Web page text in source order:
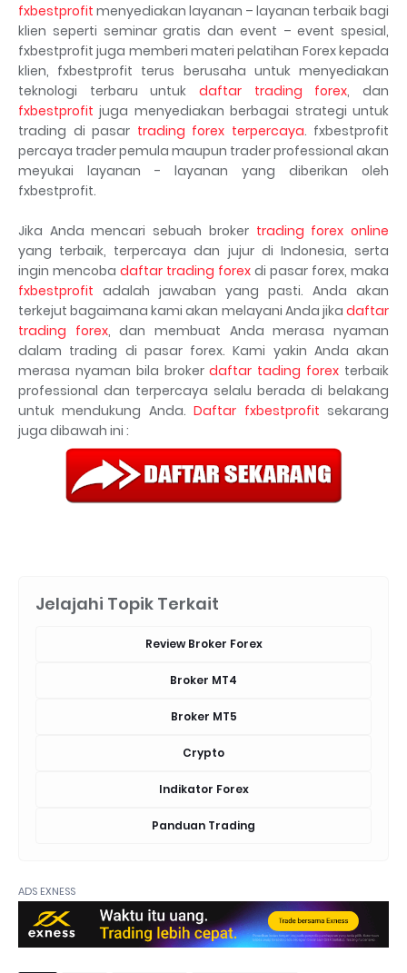
fxbestprofit menyediakan layanan – layanan terbaik bagi
klien seperti seminar gratis dan event – event spesial,
fxbestprofit juga memberi materi pelatihan Forex kepada
klien, fxbestprofit terus berusaha untuk menyediakan
teknologi terbaru untuk daftar trading forex, dan
fxbestprofit juga menyediakan berbagai strategi untuk
trading di pasar trading forex terpercaya. fxbestprofit
percaya trader pemula maupun trader professional akan
meyukai layanan - layanan yang diberikan oleh
fxbestprofit.
Jika Anda mencari sebuah broker trading forex online
yang terbaik, terpercaya dan jujur di Indonesia, serta
ingin mencoba daftar trading forex di pasar forex, maka
fxbestprofit adalah jawaban yang pasti. Anda akan
terkejut bagaimana kami akan melayani Anda jika daftar
trading forex, dan membuat Anda merasa nyaman
dalam trading di pasar forex. Kami yakin Anda akan
merasa nyaman bila brokerdaftar tading forex terbaik
professional dan terpercaya selalu berada di belakang
untuk mendukung Anda.Daftar fxbestprofit sekarang
juga dibawah ini :
Jelajahi Topik Terkait
Review Broker Forex
Broker MT4
Broker MT5
Crypto
Indikator Forex
Panduan Trading
ADS EXNESS